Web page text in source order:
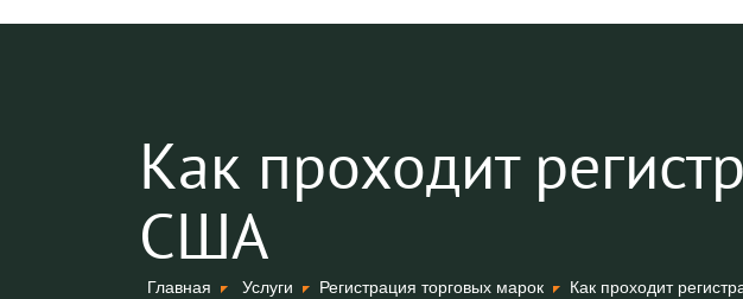
Как проходит
США
Главная Услуги Регистрация торговых марок Как проходит